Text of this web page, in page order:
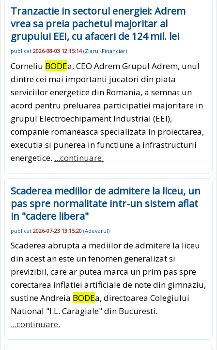
Tranzactie in sectorul energiei: Adrem
vrea sa preia pachetul majoritar al
grupului EEI, cu afaceri de 124 mil. lei
publicat 2026-08-03 12:15:14(Ziarul-Financiar)
Corneliu BODEa, CEO Adrem Grupul Adrem, unul
dintre cei mai importanti jucatori din piata
serviciilor energetice din Romania, a semnat un
acord pentru preluarea participatiei majoritare in
grupul Electroechipament Industrial (EEI),
companie romaneasca specializata in proiectarea,
executia si punerea in functiune a infrastructurii
energetice. ...continuare.
Scaderea mediilor de admitere la liceu, un
pas spre normalitate intr-un sistem aflat
in "cadere libera"
publicat 2026-07-23 13:15:20 (Adevarul)
Scaderea abrupta a mediilor de admitere la liceu
din acest an este un fenomen generalizat si
previzibil, care ar putea marca un prim pas spre
corectarea inflatiei artificiale de note din gimnaziu,
sustine Andreia BODEa, directoarea Colegiului
National "I.L. Caragiale" din Bucuresti.
...continuare.